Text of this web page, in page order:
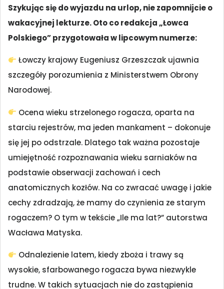
Szykując się do wyjazdu na urlop, nie zapomnijcie o
wakacyjnej lekturze. Oto co redakcja „Łowca
Polskiego” przygotowała w lipcowym numerze:
Łowczy krajowy Eugeniusz Grzeszczak ujawnia
szczegóły porozumienia z Ministerstwem Obrony
Narodowej.
Ocena wieku strzelonego rogacza, oparta na
starciu rejestrów, ma jeden mankament – dokonuje
się jej po odstrzale. Dlatego tak ważna pozostaje
umiejętność rozpoznawania wieku sarniaków na
podstawie obserwacji zachowań i cech
anatomicznych kozłów. Na co zwracać uwagę i jakie
cechy zdradzają, że mamy do czynienia ze starym
rogaczem? O tym w tekście „Ile ma lat?” autorstwa
Wacława Matyska.
Odnalezienie latem, kiedy zboża i trawy są
wysokie, sfarbowanego rogacza bywa niezwykle
trudne. W takich sytuacjach nie do zastąpienia